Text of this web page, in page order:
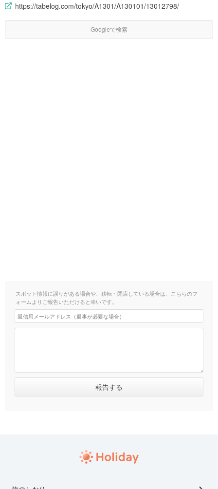
https://tabelog.com/tokyo/A1301/A130101/13012798/
Googleで検索
スポット情報に誤りがある場合や、移転・閉店している場合は、こちらのフ
ォームよりご報告いただけると幸いです。